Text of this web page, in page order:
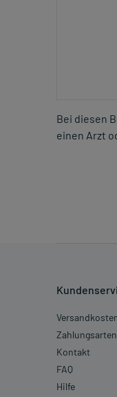
Bei diesen
einen Arzt
Zahlungsarten
Kontakt
FAQ
Hilfe